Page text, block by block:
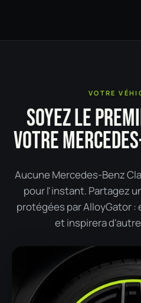
VOTRE
SOYEZ LE
VOTRE
Aucune Mercedes-Benz
pour l'instant. Partagez
protégées par AlloyGator
et inspirera